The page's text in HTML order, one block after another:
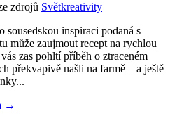
zdrojů Světkreativity
sousedskou inspiraci podaná s
může zaujmout recept na rychlou
zas pohltí příběh o ztraceném
překvapivě našli na farmě – a ještě
→